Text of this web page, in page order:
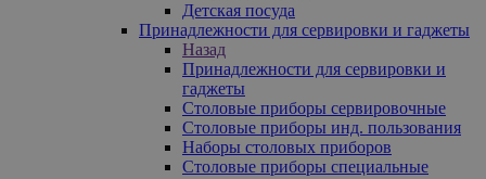
Детская посуда
Принадлежности для сервировки и гаджеты
Назад
Принадлежности для сервировки и
гаджеты
Столовые приборы сервировочные
Столовые приборы инд. пользования
Наборы столовых приборов
Столовые приборы специальные